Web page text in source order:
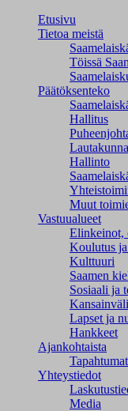
Etusivu
Tietoa meistä
Töissä
Päätöksenteko
Hallitus
Hallinto
Muut
Vastuualueet
Elinkeinot,
Koulutus
Kulttuuri
Saamen
Sosiaali ja
Lapset ja
Hankkeet
Ajankohtaista
Tapahtumat
Yhteystiedot
Media